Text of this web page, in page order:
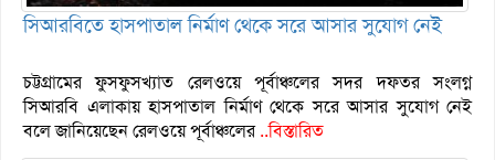
সিআরবিতে হাসপাতাল নির্মাণ থেকে সরে আসার সুযোগ নেই
চট্টগ্রামের ফুসফুসখ্যাত রেলওয়ে পূর্বাঞ্চলের সদর দফতর সংলগ্ন
সিআরবি এলাকায় হাসপাতাল নির্মাণ থেকে সরে আসার সুযোগ নেই
বলে জানিয়েছেন রেলওয়ে পূর্বাঞ্চলের..বিস্তারিত